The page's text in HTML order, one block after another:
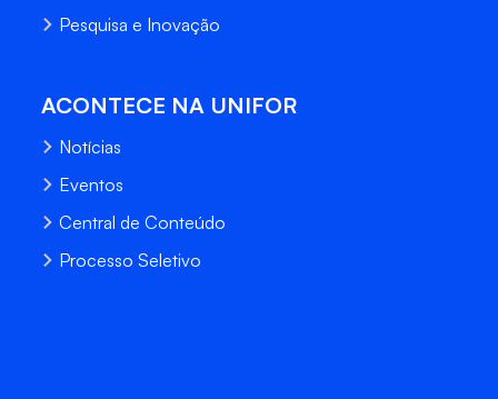
Pesquisa e Inovação
ACONTECE NA UNIFOR
Notícias
Eventos
Central de Conteúdo
Processo Seletivo